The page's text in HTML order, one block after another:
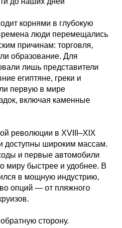
корнями в глубокую
люди перемещались
причинам: торговля,
образование. Для
лишь представители
египтяне, греки и
первую в мире
включая каменные
революции в XVIII–XIX
доступны широким массам.
и первые автомобили
миру быстрее и удобнее. В
в мощную индустрию,
опций — от пляжного
сторону.